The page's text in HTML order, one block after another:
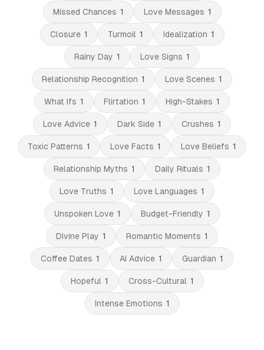
Missed Chances 1 Love Messages 1
Closure 1 Turmoil 1 Idealization 1
Rainy Day 1 Love Signs 1
Relationship Recognition 1 Love Scenes 1
What Ifs 1 Flirtation 1 High-Stakes 1
Love Advice 1 Dark Side 1 Crushes 1
Toxic Patterns 1 Love Facts 1 Love Beliefs 1
Relationship Myths 1 Daily Rituals 1
Love Truths 1 Love Languages 1
Unspoken Love 1 Budget-Friendly 1
Divine Play 1 Romantic Moments 1
Coffee Dates 1 AI Advice 1 Guardian 1
Hopeful 1 Cross-Cultural 1
Intense Emotions 1